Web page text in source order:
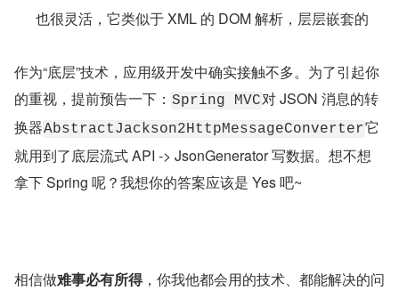
也很灵活，它类似于 XML 的 DOM 解析，层层嵌套的
作为“底层”技术，应用级开发中确实接触不多。为了引起你
的重视，提前预告一下： Spring MVC对 JSON 消息的转
换器AbstractJackson2HttpMessageConverter它
就用到了底层流式 API -> JsonGenerator 写数据。想不想
拿下 Spring 呢？我想你的答案应该是 Yes 吧~
相信做难事必有所得，你我他都会用的技术、都能解决的问